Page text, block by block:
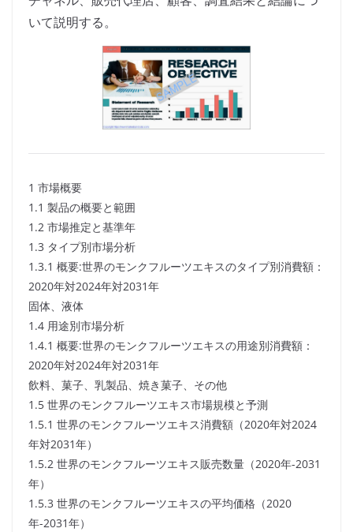
いて説明する。
1 市場概要
1.1 製品の概要と範囲
1.2 市場推定と基準年
1.3 タイプ別市場分析
1.3.1 概要:世界のモンクフルーツエキスのタイプ別消費額：
2020年対2024年対2031年
固体、液体
1.4 用途別市場分析
1.4.1 概要:世界のモンクフルーツエキスの用途別消費額：
2020年対2024年対2031年
飲料、菓子、乳製品、焼き菓子、その他
1.5 世界のモンクフルーツエキス市場規模と予測
1.5.1 世界のモンクフルーツエキス消費額（2020年対2024
年対2031年）
1.5.2 世界のモンクフルーツエキス販売数量（2020年-2031
年）
1.5.3 世界のモンクフルーツエキスの平均価格（2020
年-2031年）